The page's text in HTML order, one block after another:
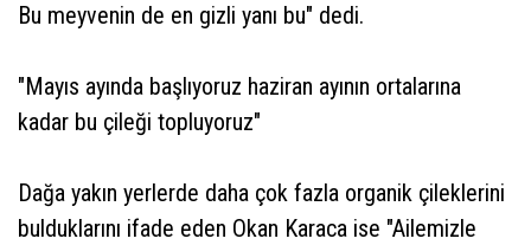
Bu meyvenin de en gizli yanı bu" dedi.
"Mayıs ayında başlıyoruz haziran ayının ortalarına
kadar bu çileği topluyoruz"
Dağa yakın yerlerde daha çok fazla organik çileklerini
bulduklarını ifade eden Okan Karaca ise "Ailemizle